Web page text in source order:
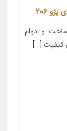
و دوام
کیفیت […]